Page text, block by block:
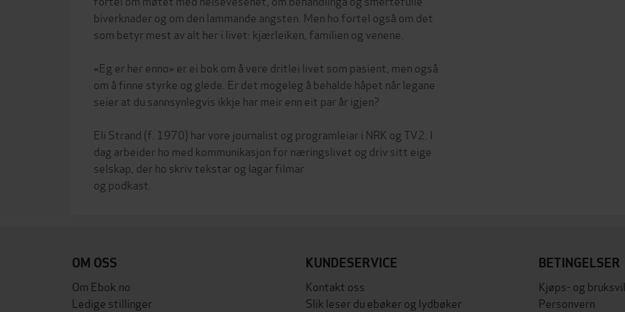
biverknader og om den lammande angsten. Men ho fortel også om det
som betyr mest av alt her i livet: kjærleiken, familien og venene.
«Eg er her enno» er ei bok om å vere dritlei livet som pasient, men også
om å finne styrke og glede. Er det mogeleg å behalde håpet når legane
seier at du sannsynlegvis ikkje har meir enn eit par år igjen?
Eli Strand (f. 1970) har vore journalist og programleiar i NRK og TV2. I
dag arbeider ho med kommunikasjon for næringslivet og driv sitt eige
selskap, der ho skriv tekstar og lagar filmar
OM OSS
Om Ebok.no
Ledige stillinger
KUNDESERVICE
Kontakt oss
Slik leser du ebøker og lydbøker
BETINGELSER
Kjøps- og
Personvern